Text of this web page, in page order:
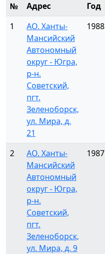
№ Адрес Год
1
АО. Ханты-
Мансийский
Автономный
округ - Югра,
р-н.
Советский,
пгт.
Зеленоборск,
ул. Мира, д.
21
1988
2
АО. Ханты-
Мансийский
Автономный
округ - Югра,
р-н.
Советский,
пгт.
Зеленоборск,
ул. Мира, д. 9
1987